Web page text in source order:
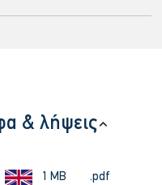
& λήψεις
1 MB
.pdf